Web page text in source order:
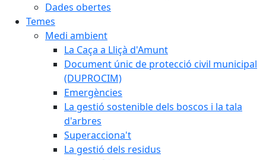
Dades obertes
Temes
Medi ambient
La Caça a Lliçà d'Amunt
Document únic de protecció civil municipal
(DUPROCIM)
Emergències
La gestió sostenible dels boscos i la tala
d'arbres
Superacciona't
La gestió dels residus